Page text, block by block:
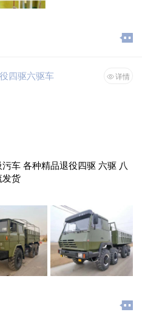
四驱六驱车 详情
六驱 八
国物流发货